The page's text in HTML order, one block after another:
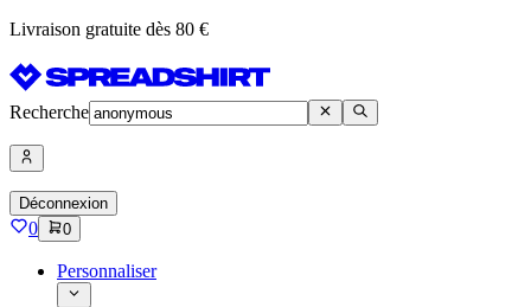
Livraison gratuite dès 80 €
Recherche
Déconnexion
0 0
Personnaliser